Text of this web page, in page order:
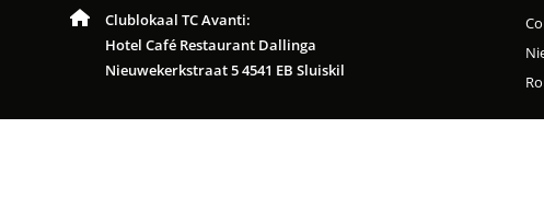
Clublokaal TC Avanti:
Hotel Café Restaurant Dallinga
Nieuwekerkstraat 5 4541 EB Sluiskil